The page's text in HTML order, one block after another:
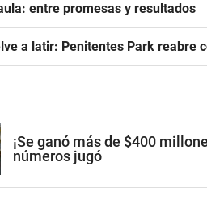
entre promesas y resultados
a latir: Penitentes Park reabre
¡Se ganó más de $400
números jugó